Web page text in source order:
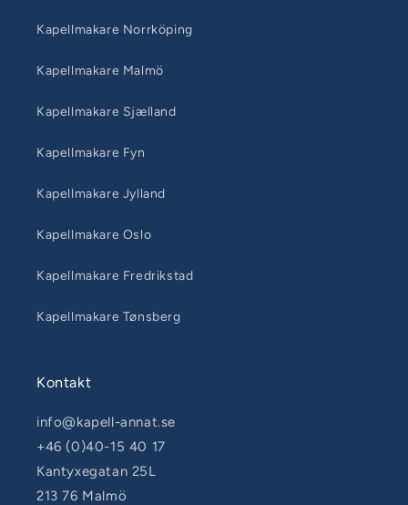
Kapellmakare Norrköping
Kapellmakare Malmö
Kapellmakare Sjælland
Kapellmakare Fyn
Kapellmakare Jylland
Kapellmakare Oslo
Kapellmakare Fredrikstad
Kapellmakare Tønsberg
Kontakt
info@kapell-annat.se
+46 (0)40-15 40 17
Kantyxegatan 25L
213 76 Malmö